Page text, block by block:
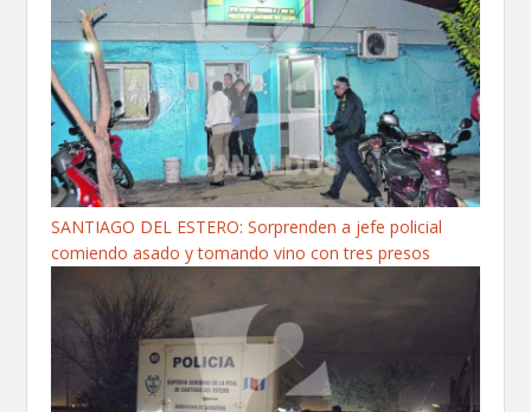
SANTIAGO DEL ESTERO: Sorprenden a jefe policial
comiendo asado y tomando vino con tres presos